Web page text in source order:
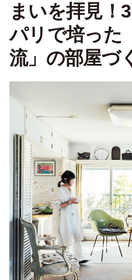
まいを拝見！
パリで培った
流」の部屋づ